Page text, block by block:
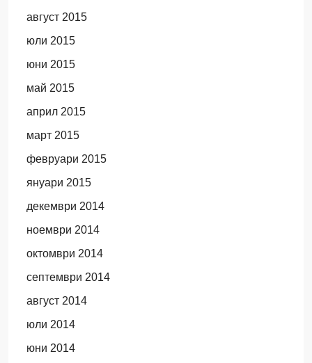
август 2015
юли 2015
юни 2015
май 2015
април 2015
март 2015
февруари 2015
януари 2015
декември 2014
ноември 2014
октомври 2014
септември 2014
август 2014
юли 2014
юни 2014